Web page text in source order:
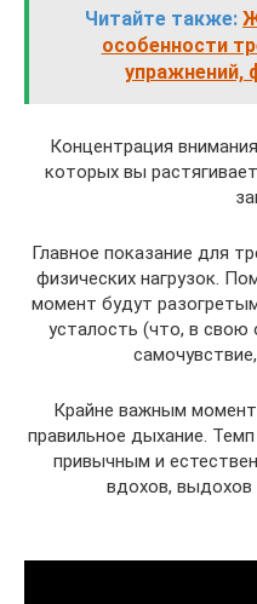
Читайте также:
особенности
упражнений,
Концентрация
которых вы
Главное показание для
физических нагрузок.
момент будут
усталость (что, в свою
Крайне важным
правильное дыхание.
привычным и
вдохов,